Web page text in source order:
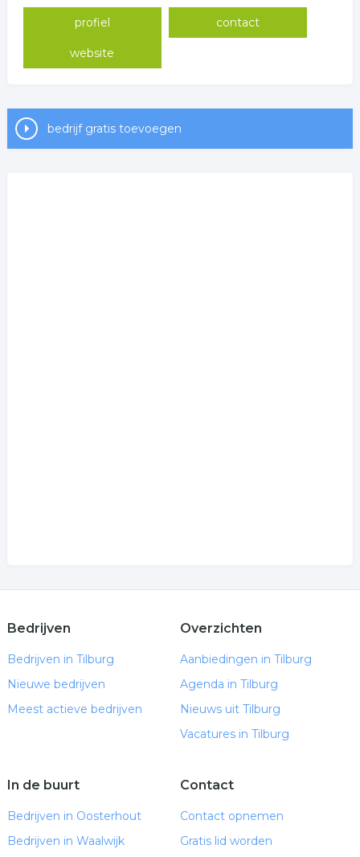
profiel contact
website
bedrijf gratis toevoegen
Bedrijven
Bedrijven in Tilburg
Nieuwe bedrijven
Meest actieve bedrijven
Overzichten
Aanbiedingen in Tilburg
Agenda in Tilburg
Nieuws uit Tilburg
Vacatures in Tilburg
In de buurt
Bedrijven in Oosterhout
Bedrijven in Waalwijk
Contact
Contact opnemen
Gratis lid worden